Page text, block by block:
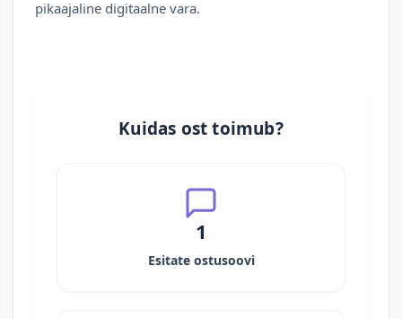
pikaajaline digitaalne vara.
Kuidas ost toimub?
1
Esitate ostusoovi